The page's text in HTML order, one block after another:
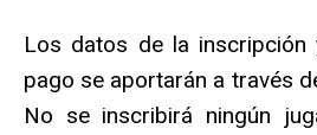
Los datos de la
pago se aportarán a través
No se inscribirá ningún